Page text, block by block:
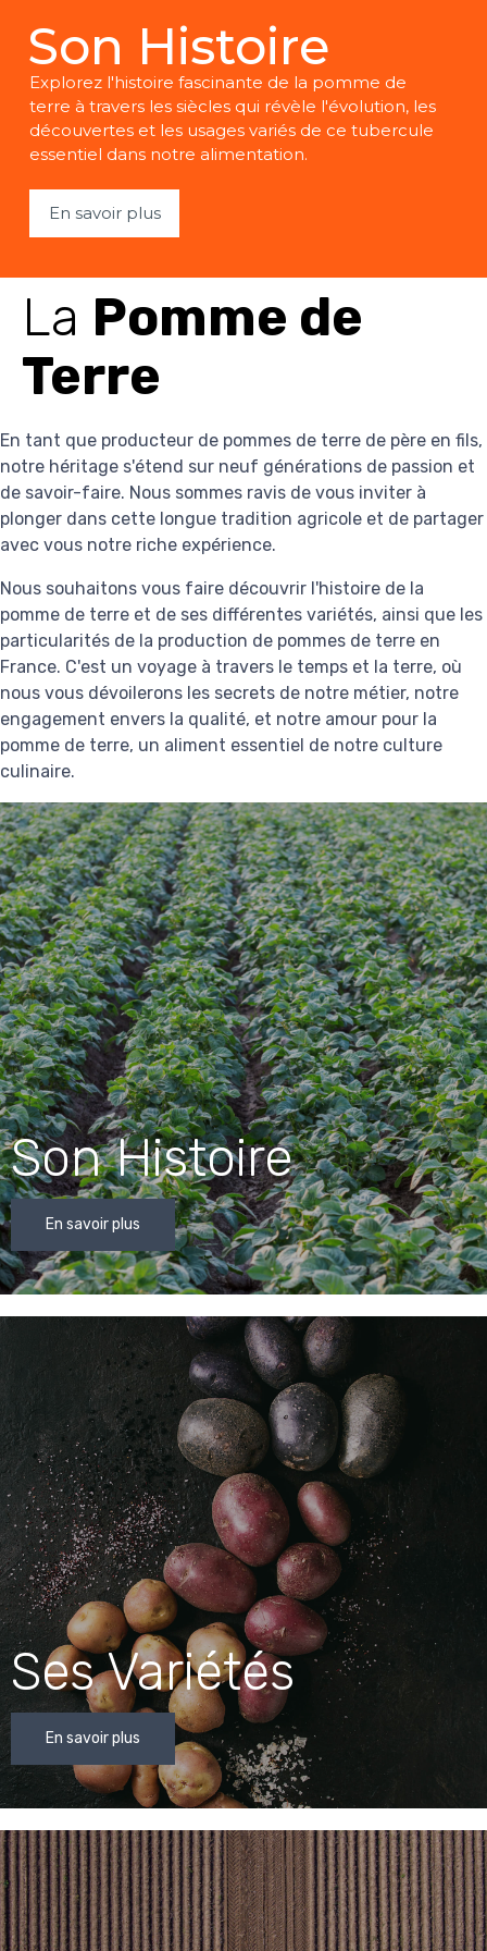
Son Histoire
Explorez l'histoire fascinante de la pomme de
terre à travers les siècles qui révèle l'évolution, les
découvertes et les usages variés de ce tubercule
essentiel dans notre alimentation.
En savoir plus
La Pomme de
Terre
En tant que producteur de pommes de terre de père en fils,
notre héritage s'étend sur neuf générations de passion et
de savoir-faire. Nous sommes ravis de vous inviter à
plonger dans cette longue tradition agricole et de partager
avec vous notre riche expérience.
Nous souhaitons vous faire découvrir l'histoire de la
pomme de terre et de ses différentes variétés, ainsi que les
particularités de la production de pommes de terre en
France. C'est un voyage à travers le temps et la terre, où
nous vous dévoilerons les secrets de notre métier, notre
engagement envers la qualité, et notre amour pour la
pomme de terre, un aliment essentiel de notre culture
culinaire.
Son Histoire
En savoir plus
Ses Variétés
En savoir plus